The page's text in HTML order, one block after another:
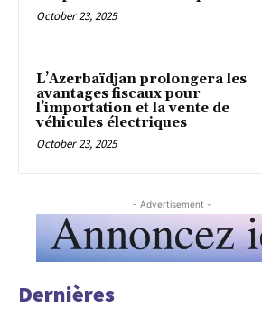
October 23, 2025
L’Azerbaïdjan prolongera les
avantages fiscaux pour
l’importation et la vente de
véhicules électriques
October 23, 2025
- Advertisement -
Dernières